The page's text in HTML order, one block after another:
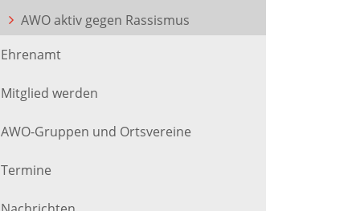
AWO aktiv gegen Rassismus
Ehrenamt
Mitglied werden
AWO-Gruppen und Ortsvereine
Termine